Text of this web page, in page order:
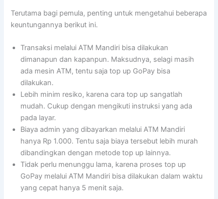
Terutama bagi pemula, penting untuk mengetahui beberapa
keuntungannya berikut ini.
Transaksi melalui ATM Mandiri bisa dilakukan
dimanapun dan kapanpun. Maksudnya, selagi masih
ada mesin ATM, tentu saja top up GoPay bisa
dilakukan.
Lebih minim resiko, karena cara top up sangatlah
mudah. Cukup dengan mengikuti instruksi yang ada
pada layar.
Biaya admin yang dibayarkan melalui ATM Mandiri
hanya Rp 1.000. Tentu saja biaya tersebut lebih murah
dibandingkan dengan metode top up lainnya.
Tidak perlu menunggu lama, karena proses top up
GoPay melalui ATM Mandiri bisa dilakukan dalam waktu
yang cepat hanya 5 menit saja.